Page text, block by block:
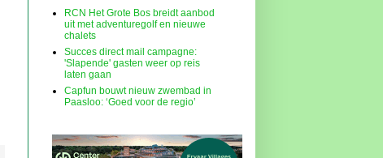
RCN Het Grote Bos breidt aanbod
uit met adventuregolf en nieuwe
chalets
Succes direct mail campagne:
'Slapende' gasten weer op reis
laten gaan
Capfun bouwt nieuw zwembad in
Paasloo: ‘Goed voor de regio’